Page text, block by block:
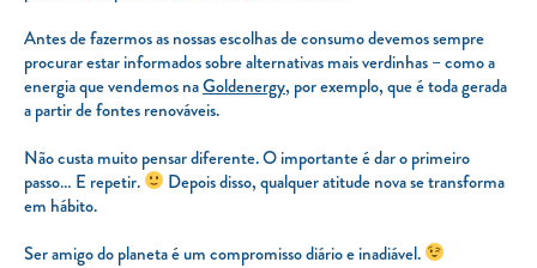
Antes de fazermos as nossas escolhas de consumo devemos sempre
procurar estar informados sobre alternativas mais verdinhas – como a
energia que vendemos naGoldenergy, por exemplo, que é toda gerada
a partir de fontes renováveis.
Não custa muito pensar diferente. O importante é dar o primeiro
passo… E repetir.
Depois disso, qualquer atitude nova se transforma
em hábito.
Ser amigo do planeta é um compromisso diário e inadiável.